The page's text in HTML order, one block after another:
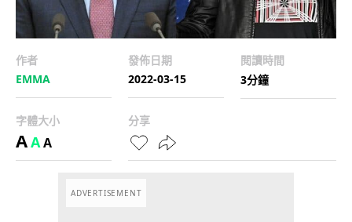
作者
EMMA
發佈日期
2022-03-15
閱讀時間
3分鐘
字體大小
AAA
分享
ADVERTISEMENT